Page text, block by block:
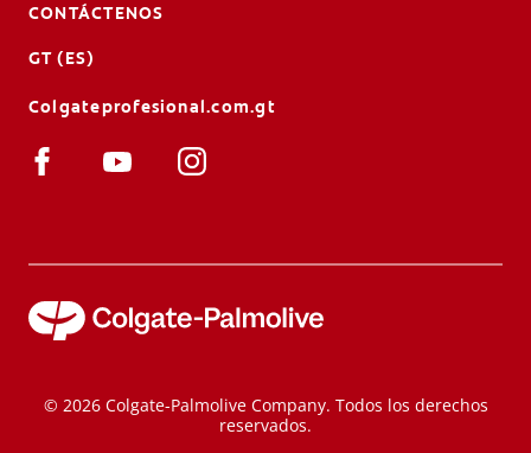
CONTÁCTENOS
GT (ES)
Colgateprofesional.com.gt
© 2026 Colgate-Palmolive Company. Todos los derechos
reservados.